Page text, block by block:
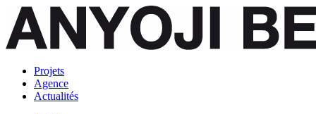
Projets
Agence
Actualités